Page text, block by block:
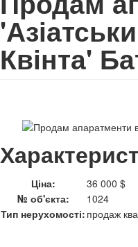
Квінта'
Ціна:
36 000 $
№ об'єкта:
1024
Тип нерухомості: продаж